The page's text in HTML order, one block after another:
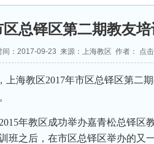
总铎区第二期教友
间：2017-09-23 来源：上海教区 作者： 点
上海教区2017年市区总铎区第二
2015年教区成功举办嘉青松总铎区
班之后，在市区总铎区举办的又